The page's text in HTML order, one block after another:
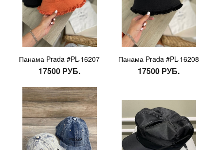
Панама Prada #PL-16207
17500 РУБ.
Панама Prada #PL-16208
17500 РУБ.